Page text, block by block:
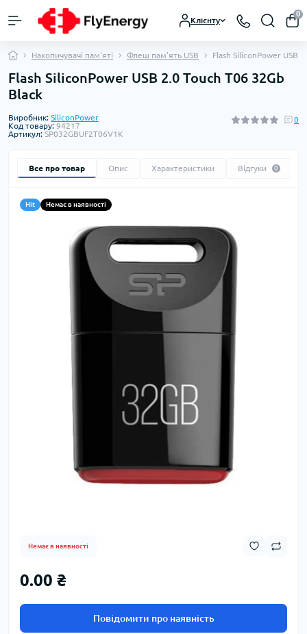
Клієнту
0
Накопичувачі пам'яті Флеш пам'ять USB Flash SiliconPower USB
Flash SiliconPower USB 2.0 Touch T06 32Gb
Black
Виробник: SiliconPower
Код товару: 94217
Артикул: SP032GBUF2T06V1K
0
Все про товар Опис Характеристики Відгуки 0
Hit Немає в наявності
Немає в наявності
0.00 ₴
Повідомити про наявність